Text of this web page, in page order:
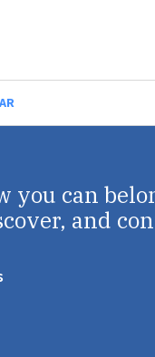
you can
and